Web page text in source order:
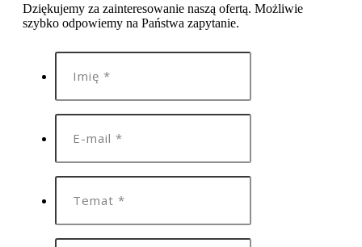
Dziękujemy za zainteresowanie naszą ofertą. Możliwie
szybko odpowiemy na Państwa zapytanie.